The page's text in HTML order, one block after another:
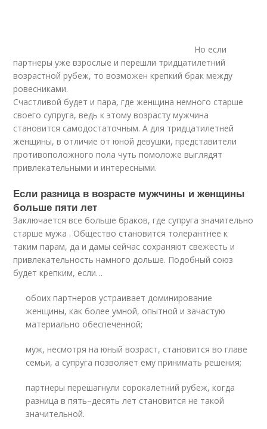
Но если
партнеры уже взрослые и перешли тридцатилетний
возрастной рубеж, то возможен крепкий брак между
ровесниками.
Счастливой будет и пара, где женщина немного старше
своего супруга, ведь к этому возрасту мужчина
становится самодостаточным. А для тридцатилетней
женщины, в отличие от юной девушки, представители
противоположного пола чуть помоложе выглядят
привлекательными и интересными.
Если разница в возрасте мужчины и женщины
больше пяти лет
Заключается все больше браков, где супруга значительно
старше мужа . Общество становится толерантнее к
таким парам, да и дамы сейчас сохраняют свежесть и
привлекательность намного дольше. Подобный союз
будет крепким, если…
обоих партнеров устраивает доминирование
женщины, как более умной, опытной и зачастую
материально обеспеченной;
муж, несмотря на юный возраст, становится во главе
семьи, а супруга позволяет ему принимать решения;
партнеры перешагнули сорокалетний рубеж, когда
разница в пять–десять лет становится не такой
значительной.